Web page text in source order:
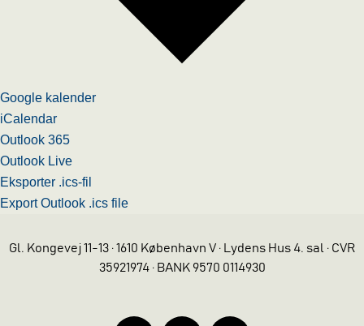
Google kalender
iCalendar
Outlook 365
Outlook Live
Eksporter .ics-fil
Export Outlook .ics file
Gl. Kongevej 11-13 · 1610 København V · Lydens Hus 4. sal · CVR
35921974 · BANK 9570 0114930